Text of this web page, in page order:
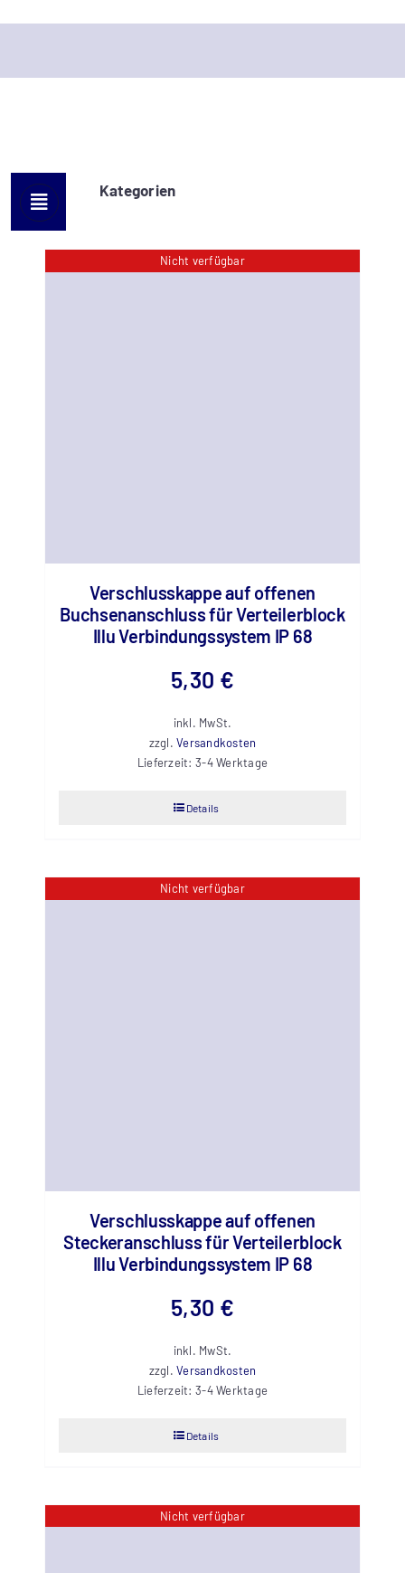
Kategorien
Nicht verfügbar
Verschlusskappe auf offenen
Buchsenanschluss für Verteilerblock
Illu Verbindungssystem IP 68
5,30 €
inkl. MwSt.
zzgl.Versandkosten
Lieferzeit: 3-4 Werktage
Details
Nicht verfügbar
Verschlusskappe auf offenen
Steckeranschluss für Verteilerblock
Illu Verbindungssystem IP 68
5,30 €
inkl. MwSt.
zzgl.Versandkosten
Lieferzeit: 3-4 Werktage
Details
Nicht verfügbar